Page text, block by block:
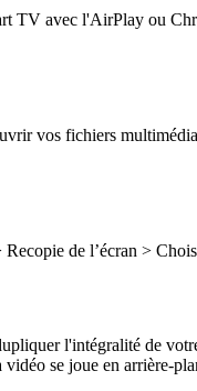
TV avec l'AirPlay ou
vos fichiers
de l’écran >
l'intégralité de
se joue en arrière-